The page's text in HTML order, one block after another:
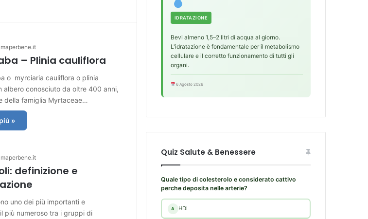
– Plinia cauliflora
o myrciaria cauliflora o plinia
albero conosciuto da oltre 400 anni,
della famiglia Myrtaceae…
»
definizione e
uno dei più importanti e
più numeroso tra i gruppi di
IDRATAZIONE
Bevi almeno 1,5–2 litri di acqua al giorno.
L'idratazione è fondamentale per il metabolismo
cellulare e il corretto funzionamento di tutti gli
organi.
6 Agosto 2026
Quiz Salute & Benessere
Quale tipo di colesterolo e considerato cattivo
perche deposita nelle arterie?
A HDL